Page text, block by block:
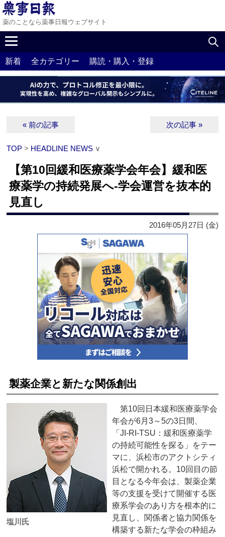
薬のことなら薬事日報ウェブサイト
新着 全カテゴリー 購読・購入・登録
« 前の記事 次の記事 »
TOP > HEADLINE NEWS ∨
【第10回緩和医療薬学会年会】緩和医
療薬学の持続発展へ‐学会運営を抜本的
見直し
2016年05月27日 (金)
製薬企業と新たな関係創出
塩川氏
第10回日本緩和医療薬学会
年会が6月3～5の3日間、
「JI-RI-TSU：緩和医療薬学
の持続可能性を探る」をテー
マに、浜松市のアクトシティ
浜松で開かれる。10回目の節
目となる今年会は、製薬企業
等の支援を受けて開催する医
療系学会のあり方を根本的に
見直し、関係者と協力関係を
構築する新たな学会の枠組み